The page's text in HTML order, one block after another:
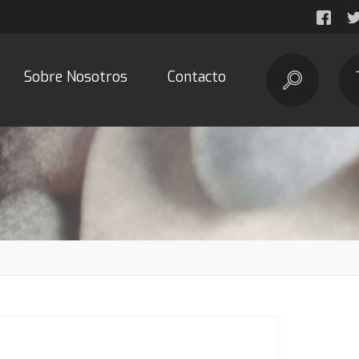
Sobre Nosotros Contacto